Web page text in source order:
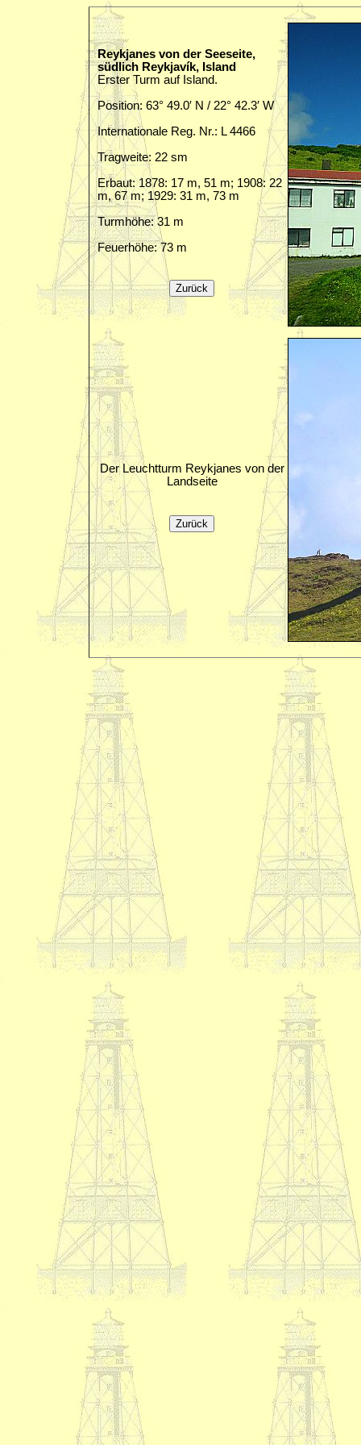
Reykjanes von der Seeseite,
südlich Reykjavík, Island
Erster Turm auf Island.
Position: 63° 49.0′ N / 22° 42.3′ W
Internationale Reg. Nr.: L 4466
Tragweite: 22 sm
Erbaut: 1878: 17 m, 51 m; 1908: 22
m, 67 m; 1929: 31 m, 73 m
Turmhöhe: 31 m
Feuerhöhe: 73 m
Der Leuchtturm Reykjanes von der
Landseite